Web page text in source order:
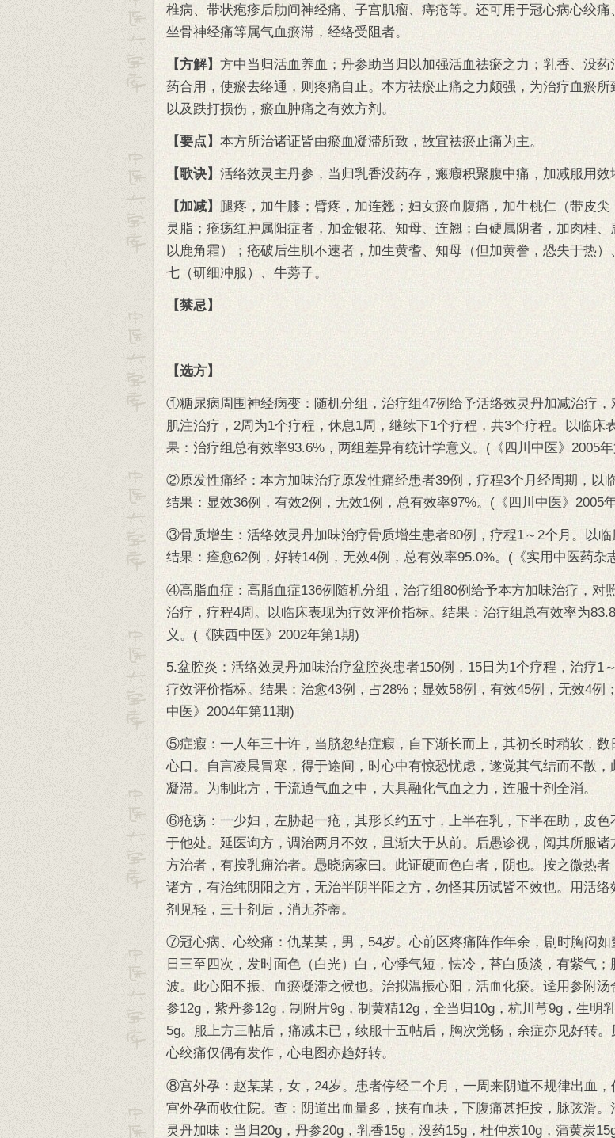
椎病、带状疱疹后肋间神经痛、子宫肌瘤、痔疮等。还可用于冠心病心绞痛
坐骨神经痛等属气血瘀滞，经络受阻者。
【方解】 方中当归活血养血；丹参助当归以加强活血祛瘀之力；乳香、没
药合用，使瘀去络通，则疼痛自止。本方祛瘀止痛之力颇强，为治疗血瘀所
以及跌打损伤，瘀血肿痛之有效方剂。
【要点】 本方所治诸证皆由瘀血凝滞所致，故宜祛瘀止痛为主。
【歌诀】 活络效灵主丹参，当归乳香没药存，瘢瘕积聚腹中痛，加减服用效
【加减】 腿疼，加牛膝；臂疼，加连翘；妇女瘀血腹痛，加生桃仁（带皮
灵脂；疮疡红肿属阳症者，加金银花、知母、连翘；白硬属阴者，加肉桂
以鹿角霜）；疮破后生肌不速者，加生黄耆、知母（但加黄誊，恐失于热
七（研细冲服）、牛蒡子。
【禁忌】
【选方】
①糖尿病周围神经病变：随机分组，治疗组47例给予活络效灵丹加减治疗，
肌注治疗，2周为1个疗程，休息1周，继续下1个疗程，共3个疗程。以临床
果：治疗组总有效率93.6%，两组差异有统计学意义。(《四川中医》2005
②原发性痛经：本方加味治疗原发性痛经患者39例，疗程3个月经周期，以
结果：显效36例，有效2例，无效1例，总有效率97%。(《四川中医》2005
③骨质增生：活络效灵丹加味治疗骨质增生患者80例，疗程1～2个月。以临
结果：痊愈62例，好转14例，无效4例，总有效率95.0%。(《实用中医药杂
④高脂血症：高脂血症136例随机分组，治疗组80例给予本方加味治疗，对
治疗，疗程4周。以临床表现为疗效评价指标。结果：治疗组总有效率为
义。(《陕西中医》2002年第1期)
5.盆腔炎：活络效灵丹加味治疗盆腔炎患者150例，15日为1个疗程，治疗1
疗效评价指标。结果：治愈43例，占28%；显效58例，有效45例，无效4例
中医》2004年第11期)
⑤症瘕：一人年三十许，当脐忽结症瘕，自下渐长而上，其初长时稍软，数
心口。自言凌晨冒寒，得于途间，时心中有惊恐忧虑，遂觉其气结而不散，
凝滞。为制此方，于流通气血之中，大具融化气血之力，连服十剂全消。
⑥疮疡：一少妇，左胁起一疮，其形长约五寸，上半在乳，下半在助，皮色
于他处。延医询方，调治两月不效，且渐大于从前。后愚诊视，阅其所服
方治者，有按乳痈治者。愚晓病家曰。此证硬而色白者，阴也。按之微热者
诸方，有治纯阴阳之方，无治半阴半阳之方，勿怪其历试皆不效也。用活
剂见轻，三十剂后，消无芥蒂。
⑦冠心病、心绞痛：仇某某，男，54岁。心前区疼痛阵作年余，剧时胸闷
日三至四次，发时面色（白光）白，心悸气短，怯冷，苔白质淡，有紫气
波。此心阳不振、血瘀凝滞之候也。治拟温振心阳，活血化瘀。迳用参附
参12g，紫丹参12g，制附片9g，制黄精12g，全当归10g，杭川芎9g，生明
5g。服上方三帖后，痛减未已，续服十五帖后，胸次觉畅，余症亦见好转。
心绞痛仅偶有发作，心电图亦趋好转。
⑧宫外孕：赵某某，女，24岁。患者停经二个月，一周来阴道不规律出血，
宫外孕而收住院。查：阴道出血量多，挟有血块，下腹痛甚拒按，脉弦滑
灵丹加味：当归20g，丹参20g，乳香15g，没药15g，杜仲炭10g，蒲黄炭